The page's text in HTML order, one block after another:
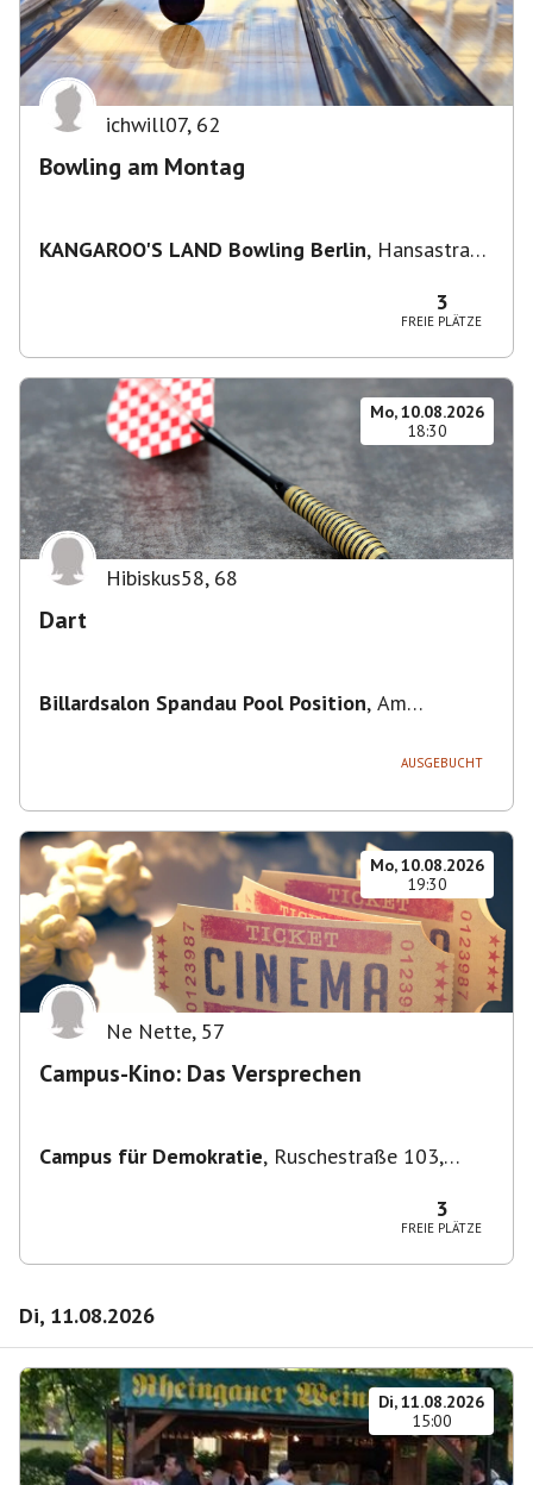
ichwill07, 62
Bowling am Montag
KANGAROO'S LAND Bowling Berlin, Hansastraße
3
FREIE PLÄTZE
Mo, 10.08.2026
18:30
Hibiskus58, 68
Dart
Billardsalon Spandau Pool Position, Am
AUSGEBUCHT
Mo, 10.08.2026
19:30
Ne Nette, 57
Campus-Kino: Das Versprechen
Campus für Demokratie, Ruschestraße 103,
3
FREIE PLÄTZE
Di, 11.08.2026
Di, 11.08.2026
15:00